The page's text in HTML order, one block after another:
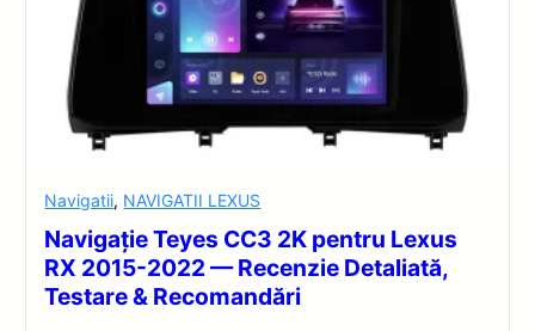
Navigatii, NAVIGATII LEXUS
Navigație Teyes CC3 2K pentru Lexus
RX 2015-2022 — Recenzie Detaliată,
Testare & Recomandări